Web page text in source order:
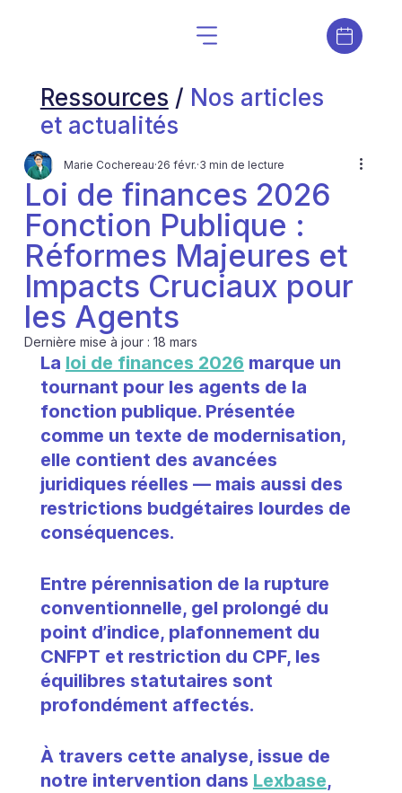
Ressources / Nos articles
et actualités
Loi de finances 2026
Fonction Publique :
Réformes Majeures et
Impacts Cruciaux pour
les Agents
Marie Cochereau 26 févr. 3 min de lecture
Dernière mise à jour : 18 mars
La loi de finances 2026 marque un
tournant pour les agents de la
fonction publique. Présentée
comme un texte de modernisation,
elle contient des avancées
juridiques réelles — mais aussi des
restrictions budgétaires lourdes de
conséquences.
Entre pérennisation de la rupture
conventionnelle, gel prolongé du
point d’indice, plafonnement du
CNFPT et restriction du CPF, les
équilibres statutaires sont
profondément affectés.
À travers cette analyse, issue de
notre intervention dans Lexbase,